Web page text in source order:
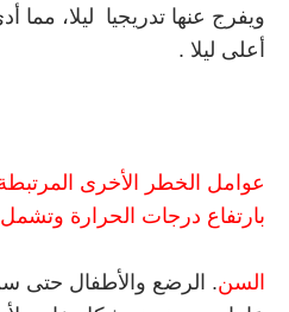
ويفرج عنها تدريجيا ليلا، مما
أعلى ليلا .
عوامل الخطر الأخرى
بارتفاع درجات الحرارة
السن